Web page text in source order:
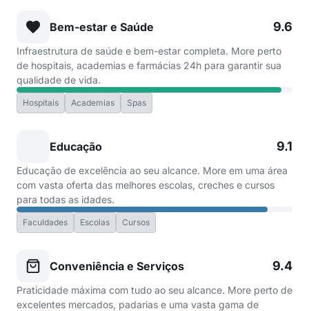
Bem-estar e Saúde 9.6
Infraestrutura de saúde e bem-estar completa. More perto
de hospitais, academias e farmácias 24h para garantir sua
qualidade de vida.
Hospitais Academias Spas
Educação 9.1
Educação de excelência ao seu alcance. More em uma área
com vasta oferta das melhores escolas, creches e cursos
para todas as idades.
Faculdades Escolas Cursos
Conveniência e Serviços 9.4
Praticidade máxima com tudo ao seu alcance. More perto de
excelentes mercados, padarias e uma vasta gama de